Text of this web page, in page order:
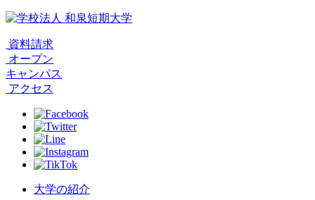
資料請求
オープン
キャンパス
アクセス
大学の紹介